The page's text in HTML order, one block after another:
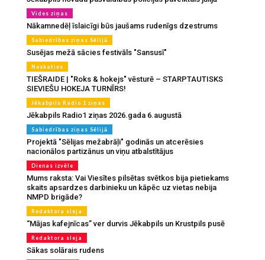
Vides ziņas
Nākamnedēļ īslaicīgi būs jaušams rudenīgs dzestrums
Sabiedrības ziņas Sēlijā
Susējas mežā sācies festivāls "Sansusī"
Noskaties
TIEŠRAIDE | "Roks & hokejs" vēsturē – STARPTAUTISKS
SIEVIEŠU HOKEJA TURNĪRS!
Jēkabpils Radio 1 ziņas
Jēkabpils Radio1 ziņas 2026.gada 6.augustā
Sabiedrības ziņas Sēlijā
Projektā "Sēlijas mežabrāļi" godinās un atcerēsies
nacionālos partizānus un viņu atbalstītājus
Dienas izvēle
Mums raksta: Vai Viesītes pilsētas svētkos bija pietiekams
skaits apsardzes darbinieku un kāpēc uz vietas nebija
NMPD brigāde?
Redaktora sleja
“Mājas kafejnīcas” ver durvis Jēkabpils un Krustpils pusē
Redaktora sleja
Sākas solārais rudens